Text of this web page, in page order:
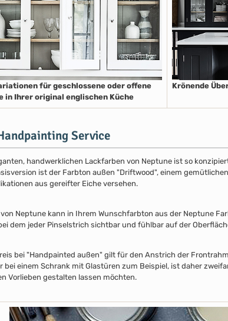
für geschlossene oder offene
in Ihrer original englischen Küche
Krönende
Service
handwerklichen Lackfarben von Neptune ist so
ist der Farbton außen "Driftwood", einem
aus gereifter Eiche versehen.
Neptune kann in Ihrem Wunschfarbton aus der Neptune
dem jeder Pinselstrich sichtbar und fühlbar auf der
bei "Handpainted außen" gilt für den Anstrich der
bei einem Schrank mit Glastüren zum Beispiel, ist daher
Vorlieben gestalten lassen möchten.